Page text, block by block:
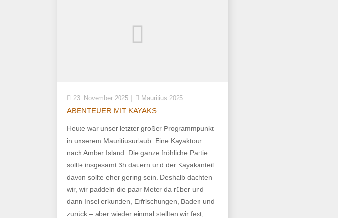
23. November 2025 Mauritius 2025
ABENTEUER MIT KAYAKS
Heute war unser letzter großer Programmpunkt
in unserem Mauritiusurlaub: Eine Kayaktour
nach Amber Island. Die ganze fröhliche Partie
sollte insgesamt 3h dauern und der Kayakanteil
davon sollte eher gering sein. Deshalb dachten
wir, wir paddeln die paar Meter da rüber und
dann Insel erkunden, Erfrischungen, Baden und
zurück – aber wieder einmal stellten wir fest,